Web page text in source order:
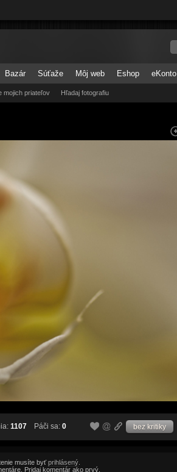
mojich priateľov Hľadaj fotografiu
Bazár Súťaže Môj web Eshop eKonto
1107 Páči sa: 0 bez kritiky
musíte byťprihlásený.
Pridaj komentár ako prvý.